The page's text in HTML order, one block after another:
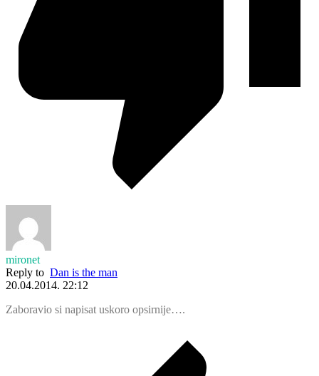
mironet
Reply to Dan is the man
20.04.2014. 22:12
Zaboravio si napisat uskoro opsirnije….